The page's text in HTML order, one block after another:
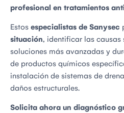
profesional en tratamientos
Estos especialistas de Sanysec
situación, identificar las causas
soluciones más avanzadas y
de productos químicos
instalación de sistemas de
daños estructurales.
Solicita ahora un diagnóstico